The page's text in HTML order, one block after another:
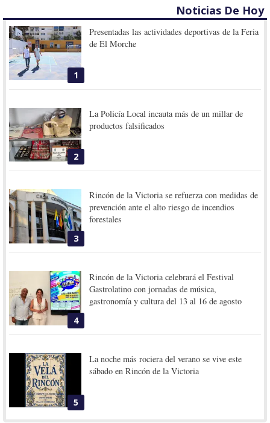
Noticias De Hoy
1
Presentadas las actividades deportivas de la Feria
de El Morche
2
La Policía Local incauta más de un millar de
productos falsificados
3
Rincón de la Victoria se refuerza con medidas de
prevención ante el alto riesgo de incendios
forestales
4
Rincón de la Victoria celebrará el Festival
Gastrolatino con jornadas de música,
gastronomía y cultura del 13 al 16 de agosto
5
La noche más rociera del verano se vive este
sábado en Rincón de la Victoria